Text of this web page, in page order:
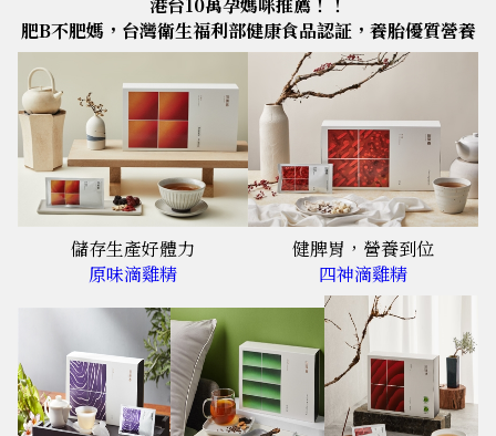
肥B不肥媽，台灣衛生福利部健康食品認証，養胎優質營養
儲存生產好體力
原味滴雞精
健脾胃，營養到位
四神滴雞精